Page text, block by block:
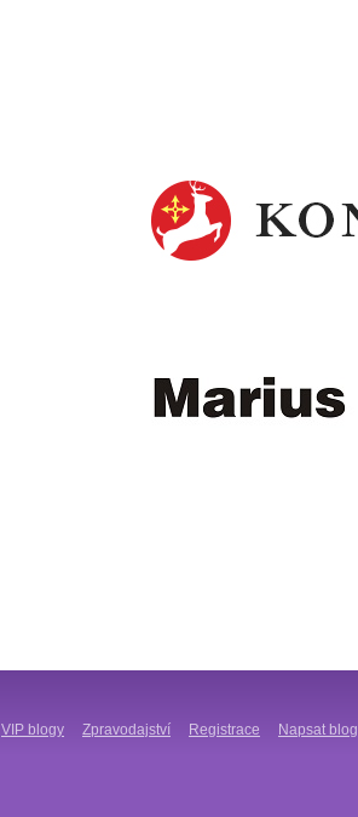
VIP blogy Zpravodajství Registrace Napsat blog